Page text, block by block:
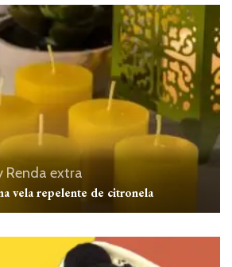
Renda extra
vela repelente de citronela